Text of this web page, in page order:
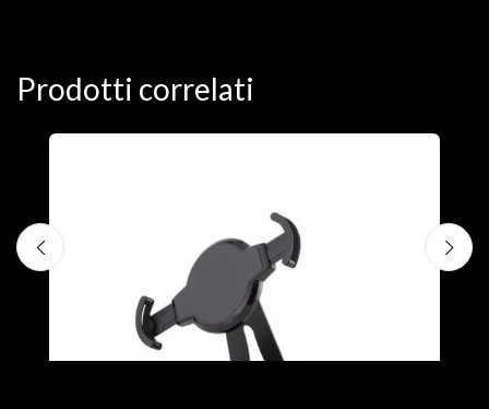
Prodotti correlati